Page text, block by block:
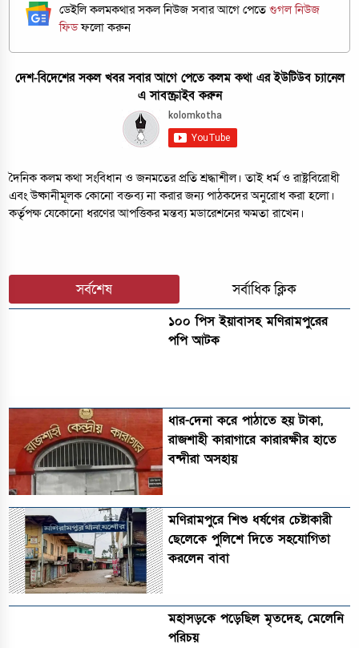
ডেইলি কলমকথার সকল নিউজ সবার আগে পেতেগুগল নিউজ
ফিডফলো করুন
দেশ-বিদেশের সকল খবর সবার আগে পেতে কলম কথা এর ইউটিউব চ্যানেল
এ সাবস্ক্রাইব করুন
দৈনিক কলম কথা সংবিধান ও জনমতের প্রতি শ্রদ্ধাশীল। তাই ধর্ম ও রাষ্ট্রবিরোধী
এবং উষ্কানীমূলক কোনো বক্তব্য না করার জন্য পাঠকদের অনুরোধ করা হলো।
কর্তৃপক্ষ যেকোনো ধরণের আপত্তিকর মন্তব্য মডারেশনের ক্ষমতা রাখেন।
সর্বশেষ সর্বাধিক ক্লিক
১০০ পিস ইয়াবাসহ মণিরামপুরের
পপি আটক
ধার-দেনা করে পাঠাতে হয় টাকা,
রাজশাহী কারাগারে কারারক্ষীর হাতে
বন্দীরা অসহায়
মণিরামপুরে শিশু ধর্ষণের চেষ্টাকারী
ছেলেকে পুলিশে দিতে সহযোগিতা
করলেন বাবা
মহাসড়কে পড়েছিল মৃতদেহ, মেলেনি
পরিচয়